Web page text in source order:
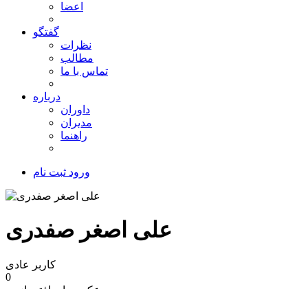
اعضا
گفتگو
نظرات
مطالب
تماس با ما
درباره
داوران
مدیران
راهنما
ورود ثبت نام
علی اصغر صفدری
کاربر عادی
0